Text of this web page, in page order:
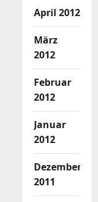
April 2012
März
2012
Februar
2012
Januar
2012
Dezember
2011